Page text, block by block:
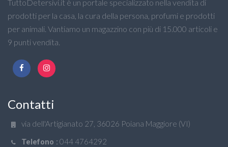
TuttoDetersivi.it è un portale specializzato nella vendita di
prodotti per la casa, la cura della persona, profumi e prodotti
per animali. Vantiamo un magazzino con più di 15.000 articoli e
9 punti vendita.
Contatti
via dell'Artigianato 27, 36026 Poiana Maggiore (VI)
Telefono : 044 4764292